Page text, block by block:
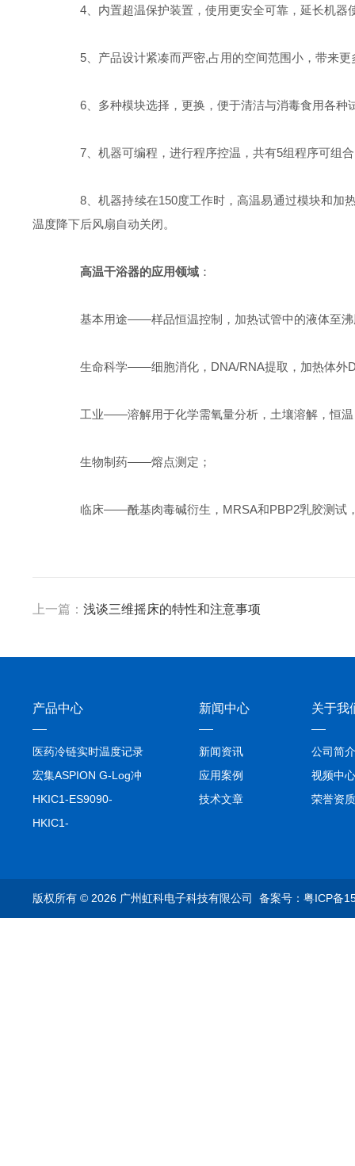
4、内置超温保护装置，使用更安全可靠，延长机器
5、产品设计紧凑而严密,占用的空间范围小，带来更
6、多种模块选择，更换，便于清洁与消毒食用各种
7、机器可编程，进行程序控温，共有5组程序可组合
8、机器持续在150度工作时，高温易通过模块和加热
温度降下后风扇自动关闭。
高温干浴器的应用领域：
基本用途——样品恒温控制，加热试管中的液体至沸
生命科学——细胞消化，DNA/RNA提取，加热体外
工业——溶解用于化学需氧量分析，土壤溶解，恒温
生物制药——熔点测定；
临床——酰基肉毒碱衍生，MRSA和PBP2乳胶测试，
上一篇： 浅谈三维摇床的特性和注意事项
产品中心
医药冷链实时温度记录
仪TIVE Solo 5G
宏集ASPION G-Log冲
击记录仪
HKIC1-ES9090-
setA100/1000base-T1
HKIC1-
析仪
新闻中心
新闻资讯
应用案例
技术文章
关于我
公司简介
视频中心
荣誉资质
版权所有 © 2026 广州虹科电子科技有限公司 备案号：粤ICP备